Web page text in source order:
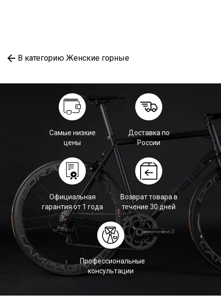
В категорию Женские горные
Самые низкие
цены
Доставка по
России
Официальная
гарантия от 1 года
Возврат товара в
течение 30 дней
Профессиональные
консультации